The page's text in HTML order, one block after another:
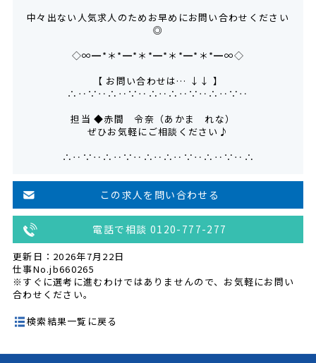
中々出ない人気求人のためお早めにお問い合わせください
◎
◇∞━*＊*━*＊*━*＊*━*＊*━∞◇
【 お問い合わせは… ↓↓ 】
∴‥∵‥∴‥∵‥∴‥∴‥∵‥∴‥∵‥
担当 ◆赤間 令奈（あかま れな）
ぜひお気軽にご相談ください♪
∴‥∵‥∴‥∵‥∴‥∴‥∵‥∴‥∵‥∴
この求人を問い合わせる
電話で相談 0120-777-277
更新日：2026年7月22日
仕事No.jb660265
※すぐに選考に進むわけではありませんので、お気軽にお問い
合わせください。
検索結果一覧に戻る